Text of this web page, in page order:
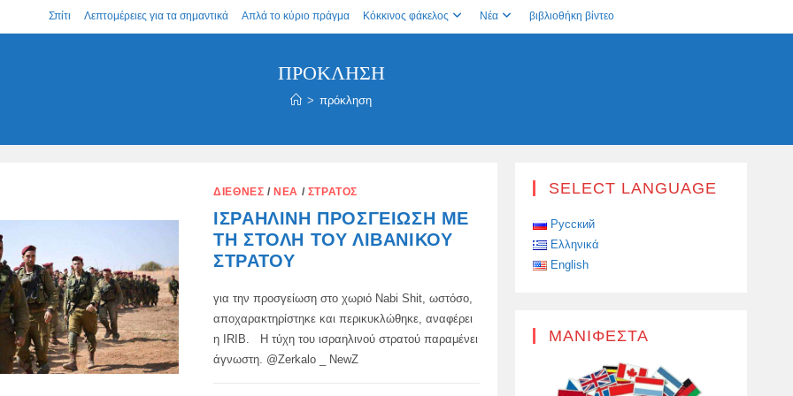
Σπίτι Λεπτομέρειες για τα σημαντικά Απλά το κύριο πράγμα Κόκκινος φάκελος Νέα βιβλιοθήκη βίντεο
ΠΡΌΚΛΗΣΗ
> πρόκληση
ΔΙΕΘΝΈΣ / ΝΈΑ / ΣΤΡΑΤΌΣ
ΙΣΡΑΗΛΙΝΉ ΠΡΟΣΓΕΊΩΣΗ ΜΕ
ΤΗ ΣΤΟΛΉ ΤΟΥ ΛΙΒΑΝΙΚΟΎ
ΣΤΡΑΤΟΎ
για την προσγείωση στο χωριό Nabi Shit, ωστόσο,
αποχαρακτηρίστηκε και περικυκλώθηκε, αναφέρει
η IRIB. Η τύχη του ισραηλινού στρατού παραμένει
άγνωστη. @Zerkalo _ NewZ
SELECT LANGUAGE
Русский
Ελληνικά
English
ΜΑΝΙΦΈΣΤΑ